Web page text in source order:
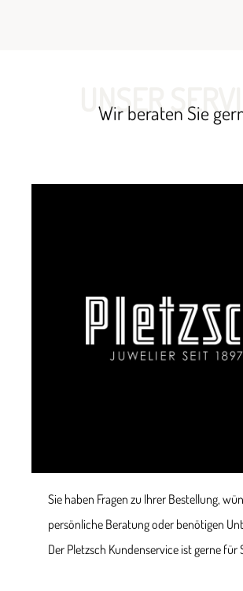
UNSER
Wir beraten Sie
Sie haben Fragen zu Ihrer Bestellung,
persönliche Beratung oder benötigen
Der Pletzsch Kundenservice ist gerne für